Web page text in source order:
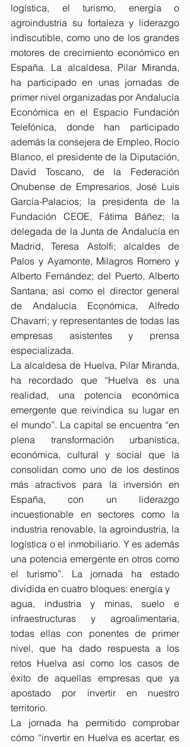
logística, el turismo, energía o
agroindustria su fortaleza y liderazgo
indiscutible, como uno de los grandes
motores de crecimiento económico en
España. La alcaldesa, Pilar Miranda,
ha participado en unas jornadas de
primer nivel organizadas por Andalucía
Económica en el Espacio Fundación
Telefónica, donde han participado
además la consejera de Empleo, Rocío
Blanco, el presidente de la Diputación,
David Toscano, de la Federación
Onubense de Empresarios, José Luis
García-Palacios; la presidenta de la
Fundación CEOE, Fátima Báñez; la
delegada de la Junta de Andalucía en
Madrid, Teresa Astolfi; alcaldes de
Palos y Ayamonte, Milagros Romero y
Alberto Fernández; del Puerto, Alberto
Santana; así como el director general
de Andalucía Económica, Alfredo
Chavarri; y representantes de todas las
empresas asistentes y prensa
especializada.
La alcaldesa de Huelva, Pilar Miranda,
ha recordado que “Huelva es una
realidad, una potencia económica
emergente que reivindica su lugar en
el mundo”. La capital se encuentra “en
plena transformación urbanística,
económica, cultural y social que la
consolidan como uno de los destinos
más atractivos para la inversión en
España, con un liderazgo
incuestionable en sectores como la
industria renovable, la agroindustria, la
logística o el inmobiliario. Y es además
una potencia emergente en otros como
el turismo”. La jornada ha estado
dividida en cuatro bloques: energía y
agua, industria y minas, suelo e
infraestructuras y agroalimentaria,
todas ellas con ponentes de primer
nivel, que ha dado respuesta a los
retos Huelva así como los casos de
éxito de aquellas empresas que ya
apostado por invertir en nuestro
territorio.
La jornada ha permitido comprobar
cómo “invertir en Huelva es acertar, es